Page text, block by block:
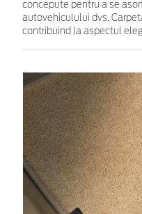
concepute pentru a se
autovehiculului dvs.
contribuind la aspectul